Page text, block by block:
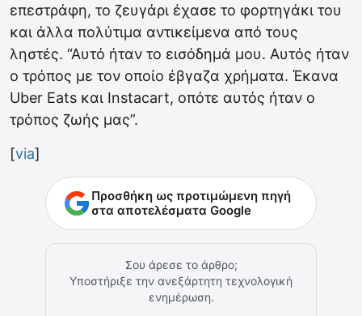
επεστράφη, το ζευγάρι έχασε το φορτηγάκι του
και άλλα πολύτιμα αντικείμενα από τους
ληστές. “Αυτό ήταν το εισόδημά μου. Αυτός ήταν
ο τρόπος με τον οποίο έβγαζα χρήματα. Έκανα
Uber Eats και Instacart, οπότε αυτός ήταν ο
τρόπος ζωής μας”.
[via]
Προσθήκη ως προτιμώμενη πηγή
στα αποτελέσματα Google
Σου άρεσε το άρθρο;
Υποστήριξε την ανεξάρτητη τεχνολογική
ενημέρωση.